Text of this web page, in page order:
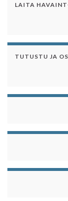
LAITA
TUTUSTU JA